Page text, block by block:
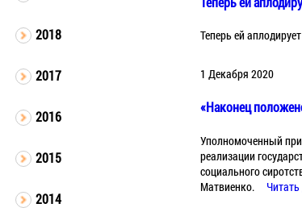
2018
2017
2016
2015
2014
Теперь ей
1 Декабря 2020
«Наконец
Уполномоченный при
реализации
социального
Матвиенко.
Читать